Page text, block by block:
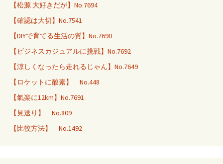
【松源 大好きだが】No.7694
【確認は大切】No.7541
【DIYで育てる生活の質】No.7690
【ビジネスカジュアルに挑戦】No.7692
【涼しくなったら走れるじゃん】No.7649
【ロケットに酸素】 No.448
【氣楽に12km】No.7691
【見送り】 No.809
【比較方法】 No.1492